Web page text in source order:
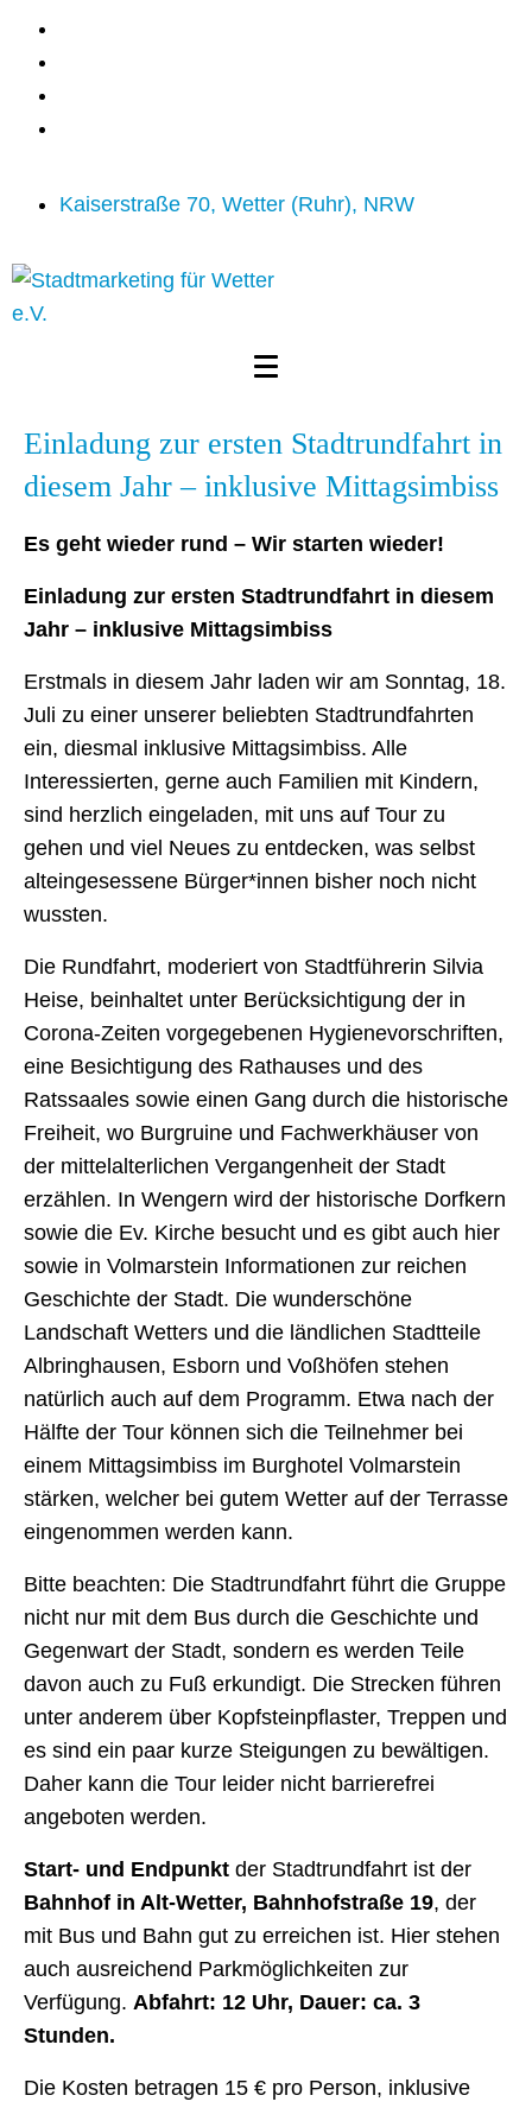
Kaiserstraße 70, Wetter (Ruhr), NRW
Einladung zur ersten Stadtrundfahrt in
diesem Jahr – inklusive Mittagsimbiss
Es geht wieder rund – Wir starten wieder!
Einladung zur ersten Stadtrundfahrt in diesem
Jahr – inklusive Mittagsimbiss
Erstmals in diesem Jahr laden wir am Sonntag, 18.
Juli zu einer unserer beliebten Stadtrundfahrten
ein, diesmal inklusive Mittagsimbiss. Alle
Interessierten, gerne auch Familien mit Kindern,
sind herzlich eingeladen, mit uns auf Tour zu
gehen und viel Neues zu entdecken, was selbst
alteingesessene Bürger*innen bisher noch nicht
wussten.
Die Rundfahrt, moderiert von Stadtführerin Silvia
Heise, beinhaltet unter Berücksichtigung der in
Corona-Zeiten vorgegebenen Hygienevorschriften,
eine Besichtigung des Rathauses und des
Ratssaales sowie einen Gang durch die historische
Freiheit, wo Burgruine und Fachwerkhäuser von
der mittelalterlichen Vergangenheit der Stadt
erzählen. In Wengern wird der historische Dorfkern
sowie die Ev. Kirche besucht und es gibt auch hier
sowie in Volmarstein Informationen zur reichen
Geschichte der Stadt. Die wunderschöne
Landschaft Wetters und die ländlichen Stadtteile
Albringhausen, Esborn und Voßhöfen stehen
natürlich auch auf dem Programm. Etwa nach der
Hälfte der Tour können sich die Teilnehmer bei
einem Mittagsimbiss im Burghotel Volmarstein
stärken, welcher bei gutem Wetter auf der Terrasse
eingenommen werden kann.
Bitte beachten: Die Stadtrundfahrt führt die Gruppe
nicht nur mit dem Bus durch die Geschichte und
Gegenwart der Stadt, sondern es werden Teile
davon auch zu Fuß erkundigt. Die Strecken führen
unter anderem über Kopfsteinpflaster, Treppen und
es sind ein paar kurze Steigungen zu bewältigen.
Daher kann die Tour leider nicht barrierefrei
angeboten werden.
Start- und Endpunkt der Stadtrundfahrt ist der
Bahnhof in Alt-Wetter, Bahnhofstraße 19, der
mit Bus und Bahn gut zu erreichen ist. Hier stehen
auch ausreichend Parkmöglichkeiten zur
Verfügung. Abfahrt: 12 Uhr, Dauer: ca. 3
Stunden.
Die Kosten betragen 15 € pro Person, inklusive